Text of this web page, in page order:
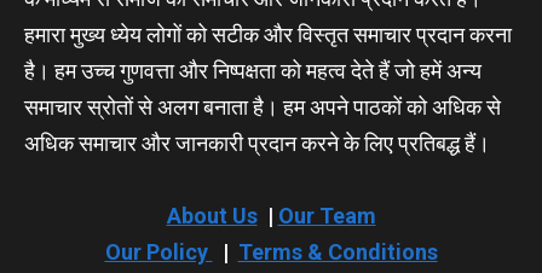
हमारा मुख्य ध्येय लोगों को सटीक और विस्तृत समाचार प्रदान करना
है। हम उच्च गुणवत्ता और निष्पक्षता को महत्व देते हैं जो हमें अन्य
समाचार स्रोतों से अलग बनाता है। हम अपने पाठकों को अधिक से
अधिक समाचार और जानकारी प्रदान करने के लिए प्रतिबद्ध हैं।
About Us| Our Team
Our Policy
| Terms & Conditions